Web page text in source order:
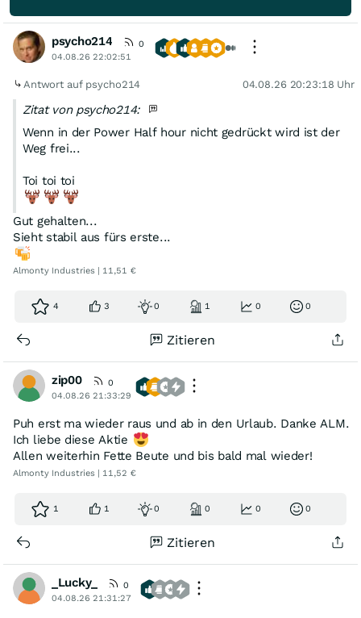
psycho214
0
04.08.26 22:02:51
Antwort auf psycho214 04.08.26 20:23:18 Uhr
Zitat von psycho214:
Wenn in der Power Half hour nicht gedrückt wird ist der
Weg frei...
Toi toi toi
Gut gehalten...
Sieht stabil aus fürs erste...
Almonty Industries | 11,51 €
4 3 0 1 0 0
Zitieren
zip00
0
04.08.26 21:33:29
Puh erst ma wieder raus und ab in den Urlaub. Danke ALM.
Ich liebe diese Aktie
Allen weiterhin Fette Beute und bis bald mal wieder!
Almonty Industries | 11,52 €
1 1 0 0 0 0
Zitieren
_Lucky_
0
04.08.26 21:31:27